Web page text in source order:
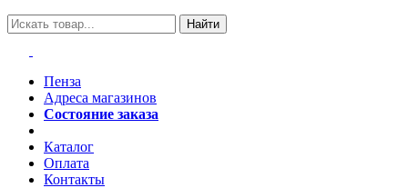
Найти
Пенза
Адреса магазинов
Состояние заказа
Каталог
Оплата
Контакты